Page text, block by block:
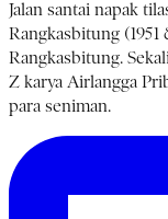
Jalan santai napak
Rangkasbitung
Rangkasbitung.
Z karya Airlangga
para seniman.